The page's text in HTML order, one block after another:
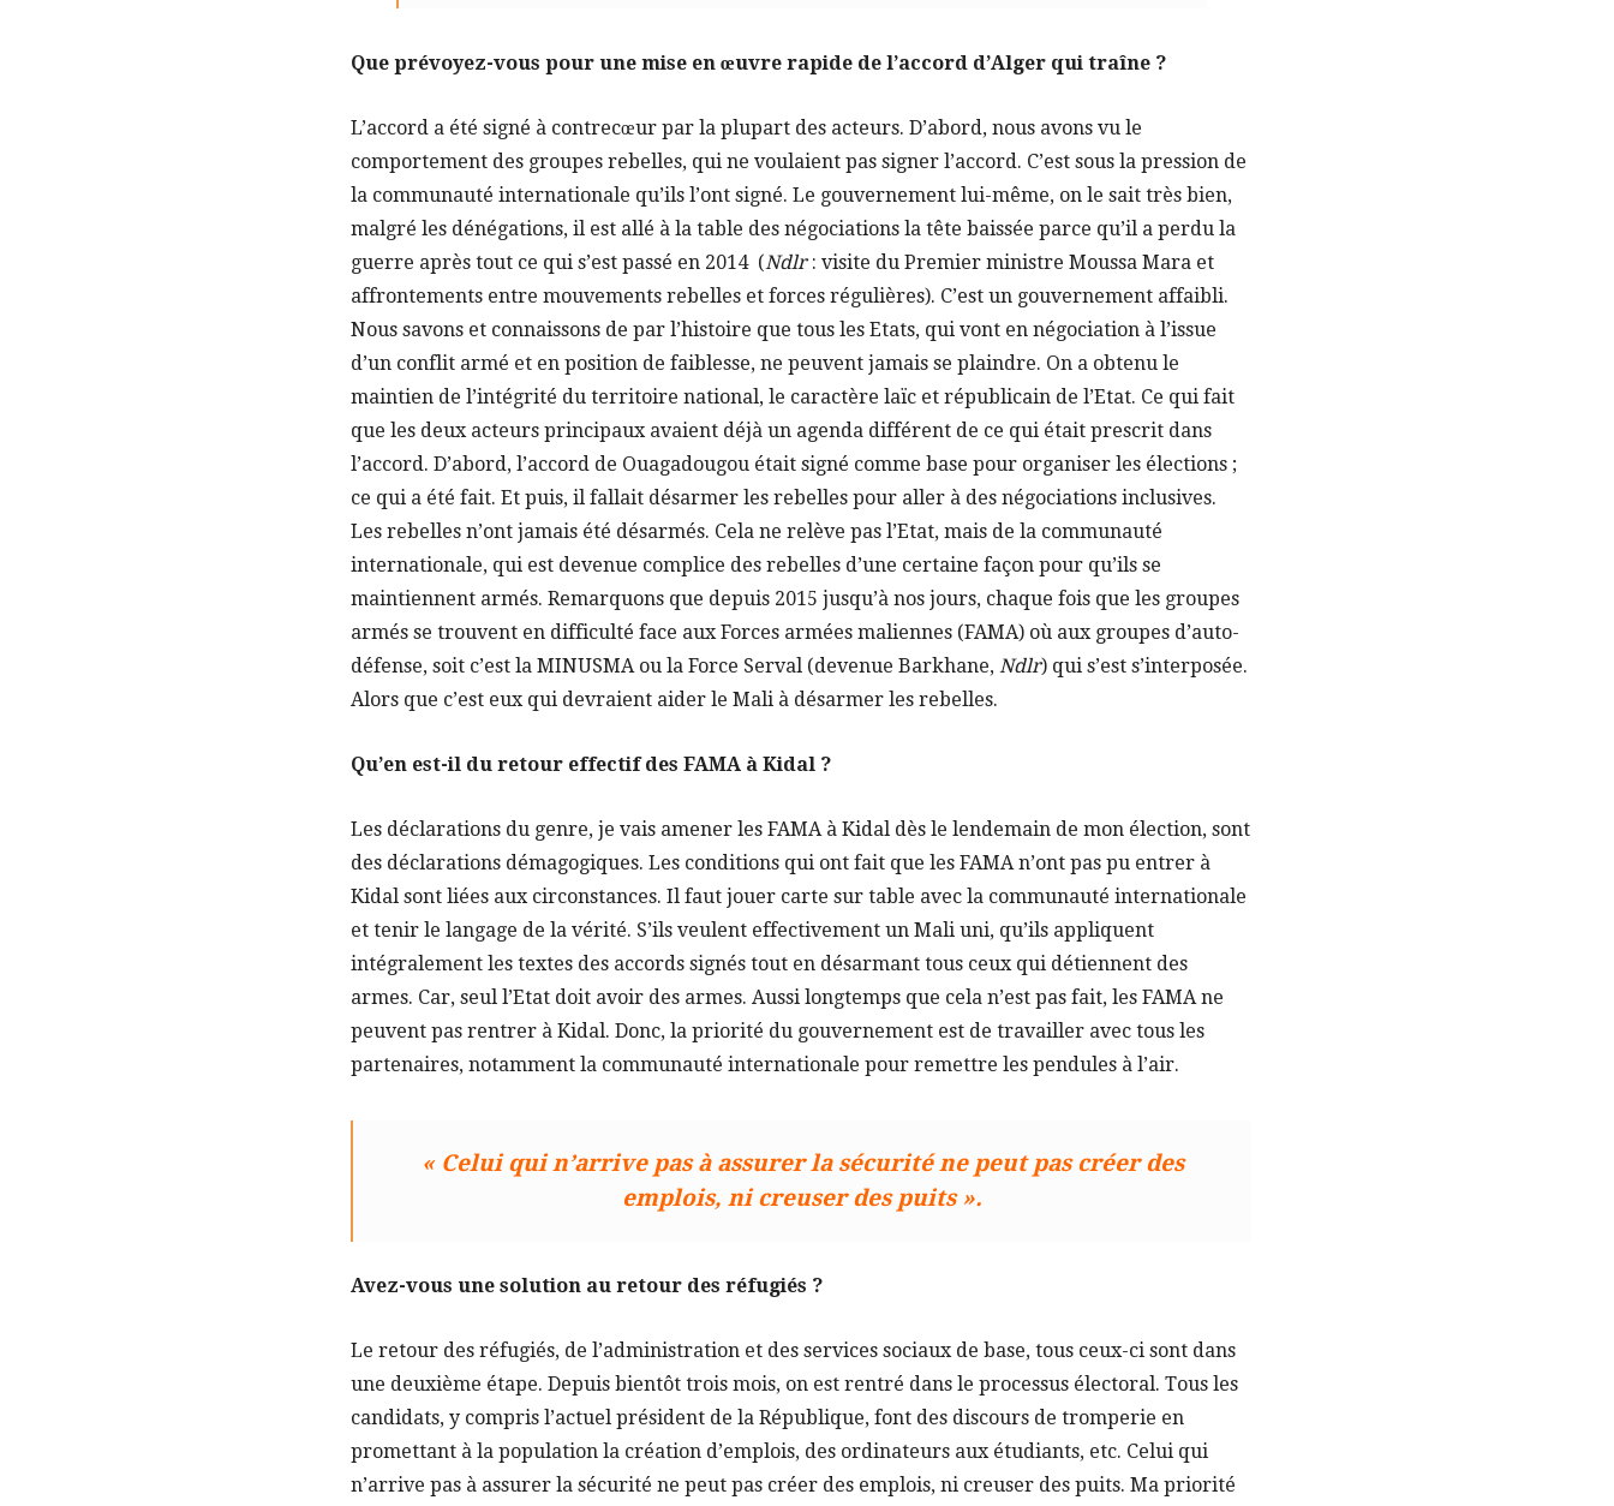
Que prévoyez-vous pour une mise en œuvre rapide de l’accord d’Alger qui traîne ?
L’accord a été signé à contrecœur par la plupart des acteurs. D’abord, nous avons vu le
comportement des groupes rebelles, qui ne voulaient pas signer l’accord. C’est sous la pression de
la communauté internationale qu’ils l’ont signé. Le gouvernement lui-même, on le sait très bien,
malgré les dénégations, il est allé à la table des négociations la tête baissée parce qu’il a perdu la
guerre après tout ce qui s’est passé en 2014 (Ndlr: visite du Premier ministre Moussa Mara et
affrontements entre mouvements rebelles et forces régulières). C’est un gouvernement affaibli.
Nous savons et connaissons de par l’histoire que tous les Etats, qui vont en négociation à l’issue
d’un conflit armé et en position de faiblesse, ne peuvent jamais se plaindre. On a obtenu le
maintien de l’intégrité du territoire national, le caractère laïc et républicain de l’Etat. Ce qui fait
que les deux acteurs principaux avaient déjà un agenda différent de ce qui était prescrit dans
l’accord. D’abord, l’accord de Ouagadougou était signé comme base pour organiser les élections ;
ce qui a été fait. Et puis, il fallait désarmer les rebelles pour aller à des négociations inclusives.
Les rebelles n’ont jamais été désarmés. Cela ne relève pas l’Etat, mais de la communauté
internationale, qui est devenue complice des rebelles d’une certaine façon pour qu’ils se
maintiennent armés. Remarquons que depuis 2015 jusqu’à nos jours, chaque fois que les groupes
armés se trouvent en difficulté face aux Forces armées maliennes (FAMA) où aux groupes d’auto-
défense, soit c’est la MINUSMA ou la Force Serval (devenue Barkhane, Ndlr) qui s’est s’interposée.
Alors que c’est eux qui devraient aider le Mali à désarmer les rebelles.
Qu’en est-il du retour effectif des FAMA à Kidal ?
Les déclarations du genre, je vais amener les FAMA à Kidal dès le lendemain de mon élection, sont
des déclarations démagogiques. Les conditions qui ont fait que les FAMA n’ont pas pu entrer à
Kidal sont liées aux circonstances. Il faut jouer carte sur table avec la communauté internationale
et tenir le langage de la vérité. S’ils veulent effectivement un Mali uni, qu’ils appliquent
intégralement les textes des accords signés tout en désarmant tous ceux qui détiennent des
armes. Car, seul l’Etat doit avoir des armes. Aussi longtemps que cela n’est pas fait, les FAMA ne
peuvent pas rentrer à Kidal. Donc, la priorité du gouvernement est de travailler avec tous les
partenaires, notamment la communauté internationale pour remettre les pendules à l’air.
« Celui qui n’arrive pas à assurer la sécurité ne peut pas créer des
emplois, ni creuser des puits ».
Avez-vous une solution au retour des réfugiés ?
Le retour des réfugiés, de l’administration et des services sociaux de base, tous ceux-ci sont dans
une deuxième étape. Depuis bientôt trois mois, on est rentré dans le processus électoral. Tous les
candidats, y compris l’actuel président de la République, font des discours de tromperie en
promettant à la population la création d’emplois, des ordinateurs aux étudiants, etc. Celui qui
n’arrive pas à assurer la sécurité ne peut pas créer des emplois, ni creuser des puits. Ma priorité